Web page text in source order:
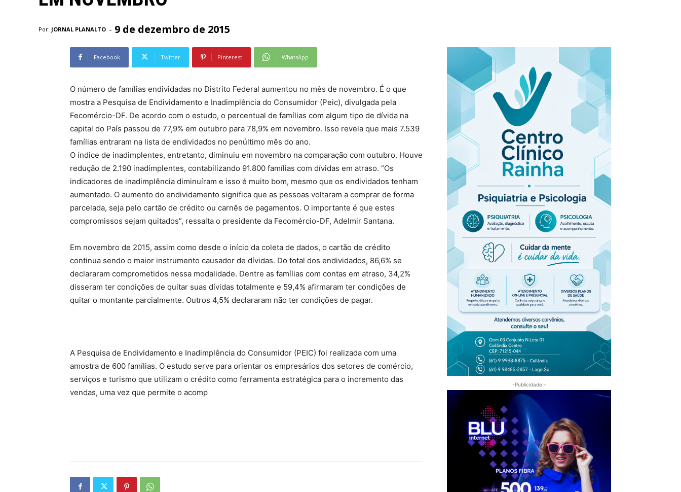
Por: JORNAL PLANALTO - 9 de dezembro de 2015
Facebook Twitter Pinterest WhatsApp
O número de famílias endividadas no Distrito Federal aumentou no mês de novembro. É o que
mostra a Pesquisa de Endividamento e Inadimplência do Consumidor (Peic), divulgada pela
Fecomércio-DF. De acordo com o estudo, o percentual de famílias com algum tipo de dívida na
capital do País passou de 77,9% em outubro para 78,9% em novembro. Isso revela que mais 7.539
famílias entraram na lista de endividados no penúltimo mês do ano.
O índice de inadimplentes, entretanto, diminuiu em novembro na comparação com outubro. Houve
redução de 2.190 inadimplentes, contabilizando 91.800 famílias com dívidas em atraso. “Os
indicadores de inadimplência diminuíram e isso é muito bom, mesmo que os endividados tenham
aumentado. O aumento do endividamento significa que as pessoas voltaram a comprar de forma
parcelada, seja pelo cartão de crédito ou carnês de pagamentos. O importante é que estes
compromissos sejam quitados”, ressalta o presidente da Fecomércio-DF, Adelmir Santana.
Em novembro de 2015, assim como desde o início da coleta de dados, o cartão de crédito
continua sendo o maior instrumento causador de dívidas. Do total dos endividados, 86,6% se
declararam comprometidos nessa modalidade. Dentre as famílias com contas em atraso, 34,2%
disseram ter condições de quitar suas dívidas totalmente e 59,4% afirmaram ter condições de
quitar o montante parcialmente. Outros 4,5% declararam não ter condições de pagar.
A Pesquisa de Endividamento e Inadimplência do Consumidor (PEIC) foi realizada com uma
amostra de 600 famílias. O estudo serve para orientar os empresários dos setores de comércio,
serviços e turismo que utilizam o crédito como ferramenta estratégica para o incremento das
vendas, uma vez que permite o acomp
-Publicidade -